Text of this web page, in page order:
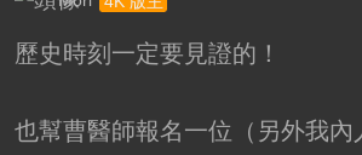
歷史時刻一定要見證的！
也幫曹醫師報名一位（另外我內